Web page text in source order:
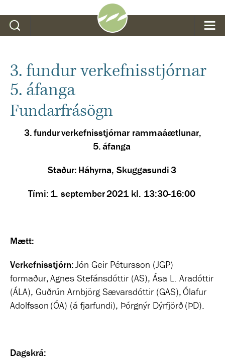
3. fundur verkefnisstjórnar
5. áfanga
Fundarfrásögn
3. fundur verkefnisstjórnar rammaáætlunar,
5. áfanga
Staður: Háhyrna, Skuggasundi 3
Tími: 1. september 2021 kl. 13:30-16:00
Mætt:
Verkefnisstjórn:Jón Geir Pétursson (JGP)
formaður, Agnes Stefánsdóttir (AS), Ása L. Aradóttir
(ÁLA), Guðrún Arnbjörg Sævarsdóttir (GAS), Ólafur
Adolfsson (ÓA) (á fjarfundi), Þórgnýr Dýrfjörð (ÞD).
Dagskrá: